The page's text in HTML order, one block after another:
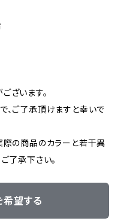
ざいます。
、ご了承頂けますと幸いで
際の商品のカラーと若干異
了承下さい。
望する